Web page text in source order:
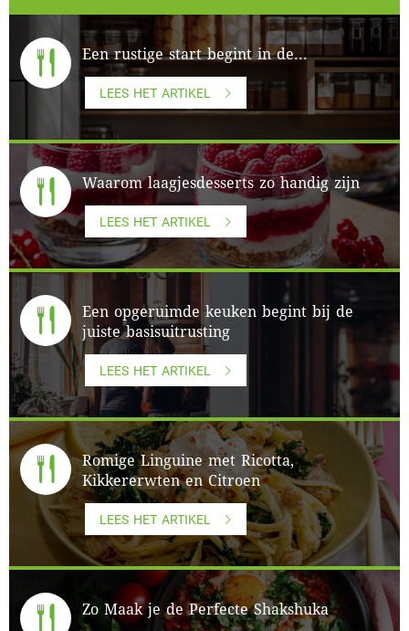
Een rustige start begint in de...
LEES HET ARTIKEL
Waarom laagjesdesserts zo handig zijn
LEES HET ARTIKEL
Een opgeruimde keuken begint bij de
juiste basisuitrusting
LEES HET ARTIKEL
Romige Linguine met Ricotta,
Kikkererwten en Citroen
LEES HET ARTIKEL
Zo Maak je de Perfecte Shakshuka